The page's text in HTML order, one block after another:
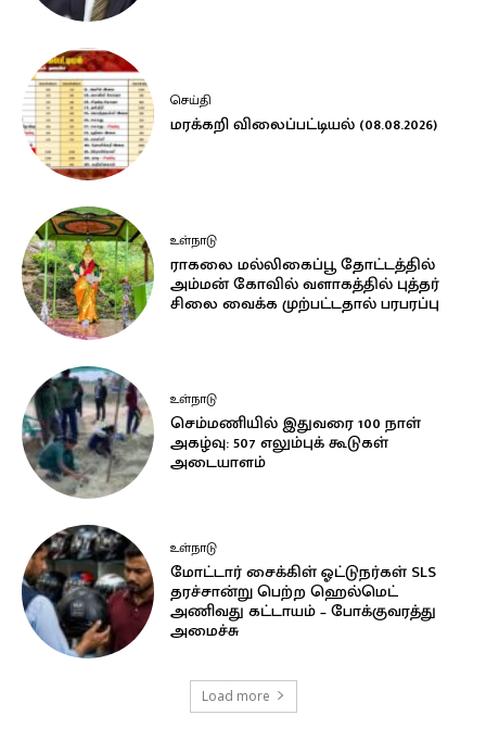
செய்தி
மரக்கறி விலைப்பட்டியல் (08.08.2026)
உள்நாடு
ராகலை மல்லிகைப்பூ தோட்டத்தில்
அம்மன் கோவில் வளாகத்தில் புத்தர்
சிலை வைக்க முற்பட்டதால் பரபரப்பு
உள்நாடு
செம்மணியில் இதுவரை 100 நாள்
அகழ்வு: 507 எலும்புக் கூடுகள்
அடையாளம்
உள்நாடு
மோட்டார் சைக்கிள் ஓட்டுநர்கள் SLS
தரச்சான்று பெற்ற ஹெல்மெட்
அணிவது கட்டாயம் – போக்குவரத்து
அமைச்சு
Load more